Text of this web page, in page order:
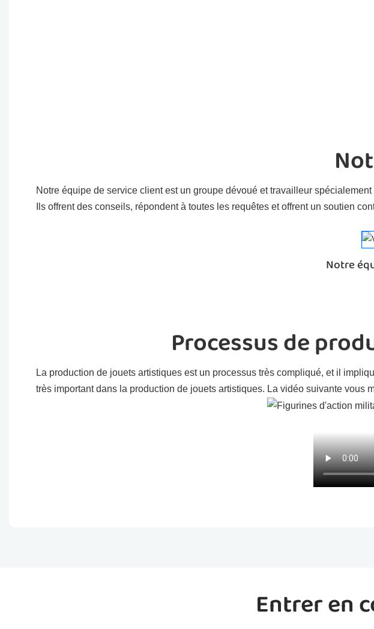
Notre équipe de service client est un groupe dévoué et travailleur
Ils offrent des conseils, répondent à toutes les requêtes et offrent un soutien
Notre
Processus de
La production de jouets artistiques est un processus très compliqué, et il
très important dans la production de jouets artistiques. La vidéo suivante vous
Entrer en